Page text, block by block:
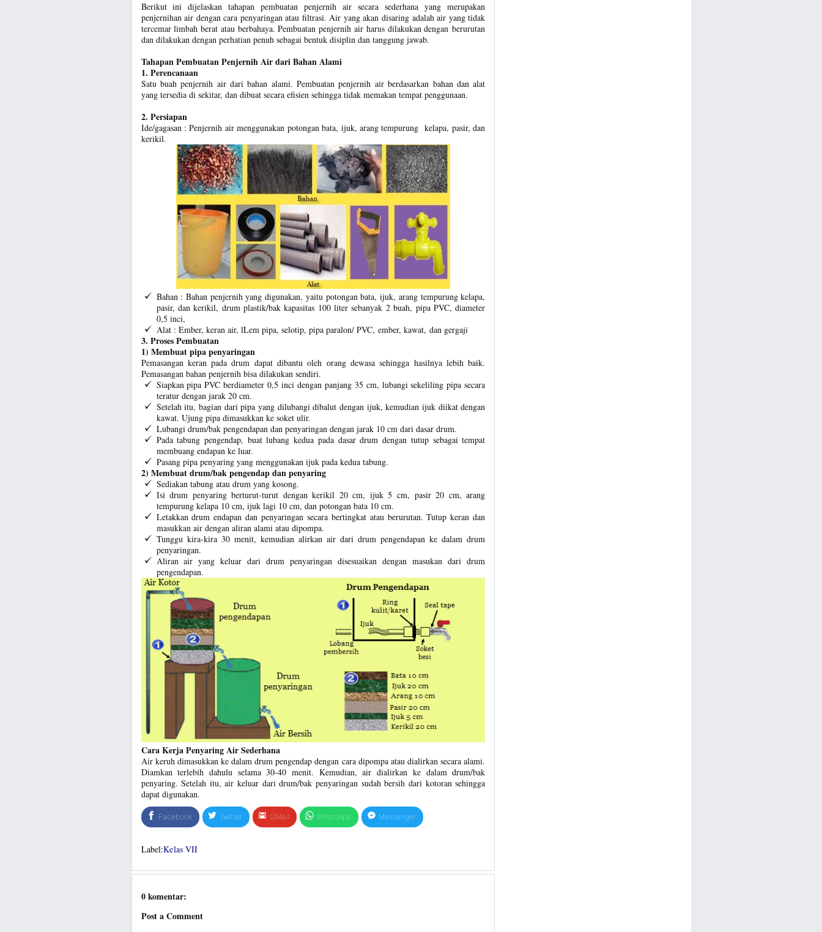
Berikut ini dijelaskan tahapan pembuatan penjernih air secara sederhana yang merupakan
penjernihan air dengan cara penyaringan atau filtrasi. Air yang akan disaring adalah air yang tidak
tercemar limbah berat atau berbahaya. Pembuatan penjernih air harus dilakukan denganberurutan
dan dilakukan dengan perhatian penuh sebagai bentuk disiplin dan tanggung jawab.
Tahapan Pembuatan Penjernih Air dari Bahan Alami
1. Perencanaan
Satu buah penjernih air dari bahan alami. Pembuatan penjernih air berdasarkan bahan dan alat
yang tersedia di sekitar, dan dibuat secara efisien sehingga tidak memakan tempat penggunaan.
2. Persiapan
Ide/gagasan : Penjernih air menggunakan potongan bata, ijuk, arang tempurung kelapa, pasir, dan
kerikil.
Bahan : Bahan penjernih yang digunakan, yaitu potongan bata, ijuk, arang tempurung kelapa,
pasir, dan kerikil, drum plastik/bak kapasitas 100 liter sebanyak 2 buah, pipa PVC, diameter
0,5 inci,
Alat : Ember, keran air, lLem pipa, selotip, pipa paralon/ PVC, ember, kawat, dan gergaji
3. Proses Pembuatan
1) Membuat pipa penyaringan
Pemasangan keran pada drum dapat dibantu oleh orang dewasa sehingga hasilnya lebih baik.
Pemasangan bahan penjernih bisa dilakukan sendiri.
Siapkan pipa PVC berdiameter 0,5 inci dengan panjang 35 cm, lubangi sekeliling pipa secara
teratur dengan jarak 20 cm.
Setelah itu, bagian dari pipa yang dilubangi dibalut dengan ijuk, kemudian ijuk diikat dengan
kawat. Ujung pipa dimasukkan ke soket ulir.
Lubangi drum/bak pengendapan dan penyaringan dengan jarak 10 cm dari dasar drum.
Pada tabung pengendap, buat lubang kedua pada dasar drum dengan tutup sebagai tempat
membuang endapan ke luar.
Pasang pipa penyaring yang menggunakan ijuk pada kedua tabung.
2) Membuat drum/bak pengendap dan penyaring
Sediakan tabung atau drum yang kosong.
Isi drum penyaring berturut-turut dengan kerikil 20 cm, ijuk 5 cm, pasir 20 cm, arang
tempurung kelapa 10 cm, ijuk lagi 10 cm, dan potongan bata 10 cm.
Letakkan drum endapan dan penyaringan secara bertingkat atau berurutan. Tutup keran dan
masukkan air dengan aliran alami atau dipompa.
Tunggu kira-kira 30 menit, kemudian alirkan air dari drum pengendapan ke dalam drum
penyaringan.
Aliran air yang keluar dari drum penyaringan disesuaikan dengan masukan dari drum
pengendapan.
Cara Kerja Penyaring Air Sederhana
Air keruh dimasukkan ke dalam drum pengendap dengan cara dipompa atau dialirkan secara alami.
Diamkan terlebih dahulu selama 30-40 menit. Kemudian, air dialirkan ke dalam drum/bak
penyaring. Setelah itu, air keluar dari drum/bak penyaringan sudah bersih dari kotoran sehingga
dapat digunakan.
Facebook Twitter GMail WhatsApp Messenger
Label:Kelas VII
0 komentar:
Post a Comment